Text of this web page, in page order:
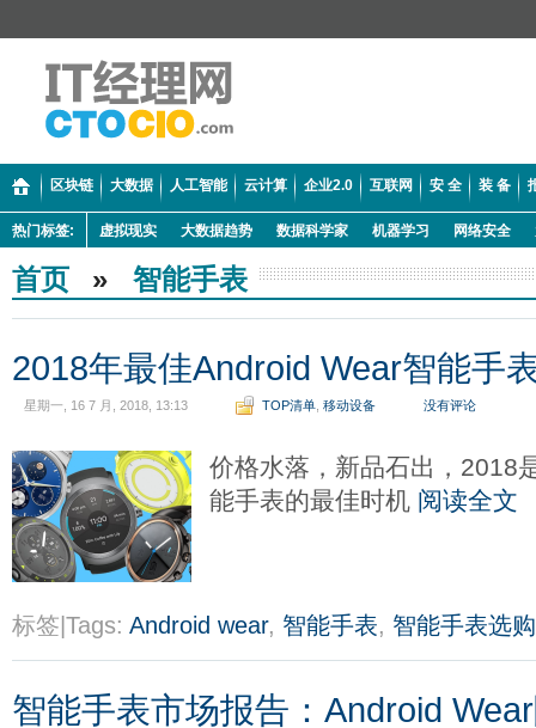
区块链 大数据 人工智能 云计算 企业2.0 互联网 安 全 装 备
热门标签: 虚拟现实 大数据趋势 数据科学家 机器学习 网络安全
首页 » 智能手表
2018年最佳Android Wear智能手
星期一, 16 7 月, 2018, 13:13 TOP清单 移动设备 没有评论
价格水落，新品石出，2018
能手表的最佳时机 阅读全文
标签|Tags: Android wear, 智能手表, 智能手表选购
智能手表市场报告：Android